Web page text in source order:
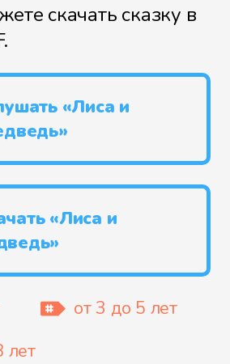
скачать сказку в
«Лиса и
«Лиса и
от 3 до 5 лет
лет